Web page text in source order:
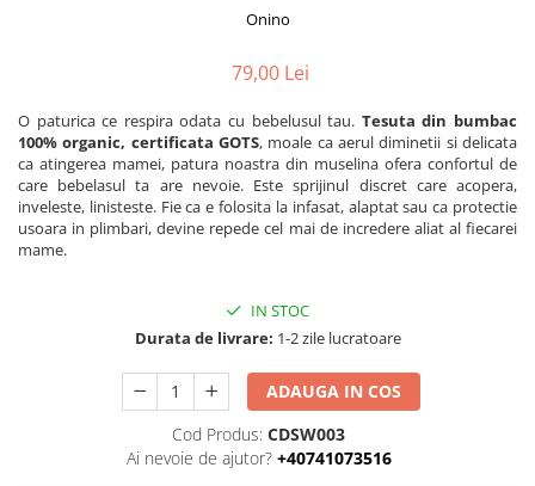
Onino
79,00 Lei
O paturica ce respira odata cu bebelusul tau. Tesuta din bumbac
100% organic, certificata GOTS, moale ca aerul diminetii si delicata
ca atingerea mamei, patura noastra din muselina ofera confortul de
care bebelasul ta are nevoie. Este sprijinul discret care acopera,
inveleste, linisteste. Fie ca e folosita la infasat, alaptat sau ca protectie
usoara in plimbari, devine repede cel mai de incredere aliat al fiecarei
mame.
IN STOC
Durata de livrare: 1-2 zile lucratoare
ADAUGA IN COS
Cod Produs: CDSW003
Ai nevoie de ajutor? +40741073516